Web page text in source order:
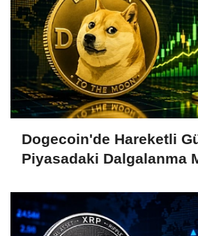
Dogecoin'de Hareketli
Piyasadaki Dalgalanma